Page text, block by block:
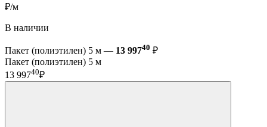
₽/м
В наличии
Пакет (полиэтилен) 5 м — 13 99740 ₽
Пакет (полиэтилен) 5 м
13 99740₽